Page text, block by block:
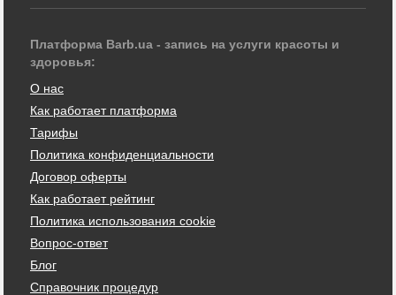
Платформа Barb.ua - запись на услуги красоты и
здоровья:
О нас
Как работает платформа
Тарифы
Политика конфиденциальности
Договор оферты
Как работает рейтинг
Политика использования cookie
Вопрос-ответ
Блог
Справочник процедур